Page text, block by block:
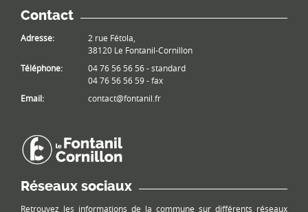
Contact
Adresse:
2 rue Fétola,
38120 Le Fontanil-Cornillon
Téléphone:
04 76 56 56 56 - standard
04 76 56 56 59 - fax
Email:
contact@fontanil.fr
Réseaux sociaux
Retrouvez les informations de la commune sur différents réseaux